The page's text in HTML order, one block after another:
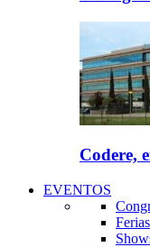
Codere,
EVENTOS
Ferias